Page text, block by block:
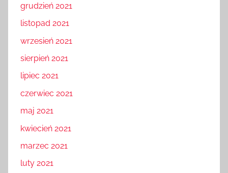
grudzień 2021
listopad 2021
wrzesień 2021
sierpień 2021
lipiec 2021
czerwiec 2021
maj 2021
kwiecień 2021
marzec 2021
luty 2021